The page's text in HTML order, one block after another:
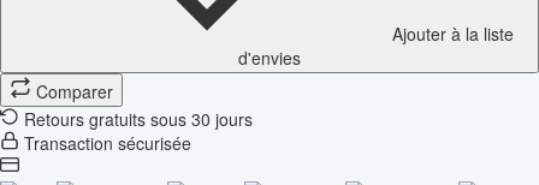
Ajouter à la liste
d'envies
Comparer
Retours gratuits sous 30 jours
Transaction sécurisée